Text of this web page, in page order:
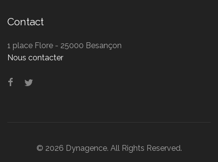
Contact
1 place Flore - 25000 Besançon
Nous contacter
© 2026 Dynagence. All Rights Reserved.